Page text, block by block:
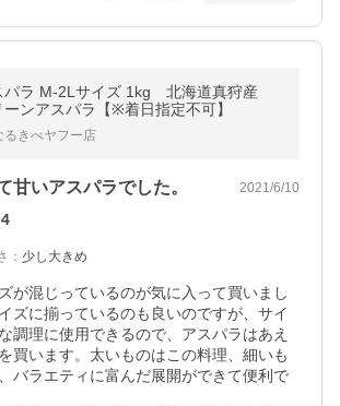
1kg 北海道真狩産
ーンアスパラ【※着日指定不可】
るきべヤフー店
甘いアスパラでした。 2021/6/10
4
： 少し大きめ
が混じっているのが気に入って買いまし
ズに揃っているのも良いのですが、サイ
調理に使用できるので、アスパラはあえ
買います。太いものはこの料理、細いも
バラエティに富んだ展開ができて便利で